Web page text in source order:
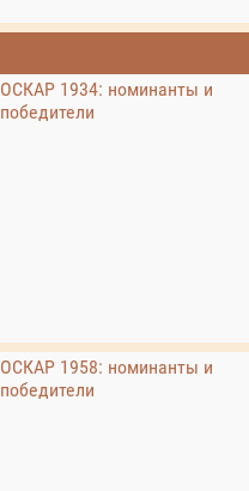
ОСКАР 1934: номинанты и
победители
ОСКАР 1958: номинанты и
победители